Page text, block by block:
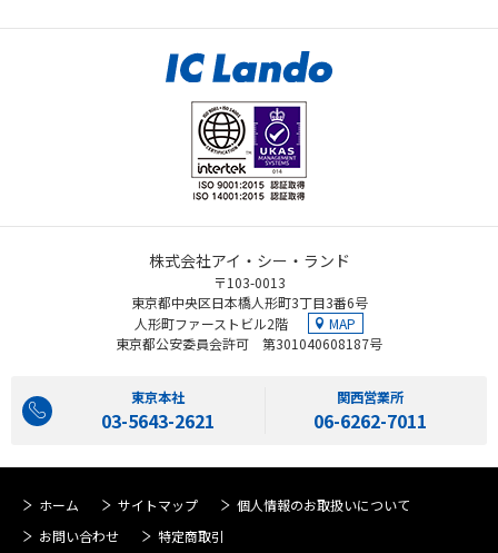
株式会社アイ・シー・ランド
〒103-0013
東京都中央区日本橋人形町3丁目3番6号
人形町ファーストビル2階
MAP
東京都公安委員会許可 第301040608187号
東京本社
03-5643-2621
関西営業所
06-6262-7011
ホーム サイトマップ
個人情報のお取扱いについて
お問い合わせ
特定商取引